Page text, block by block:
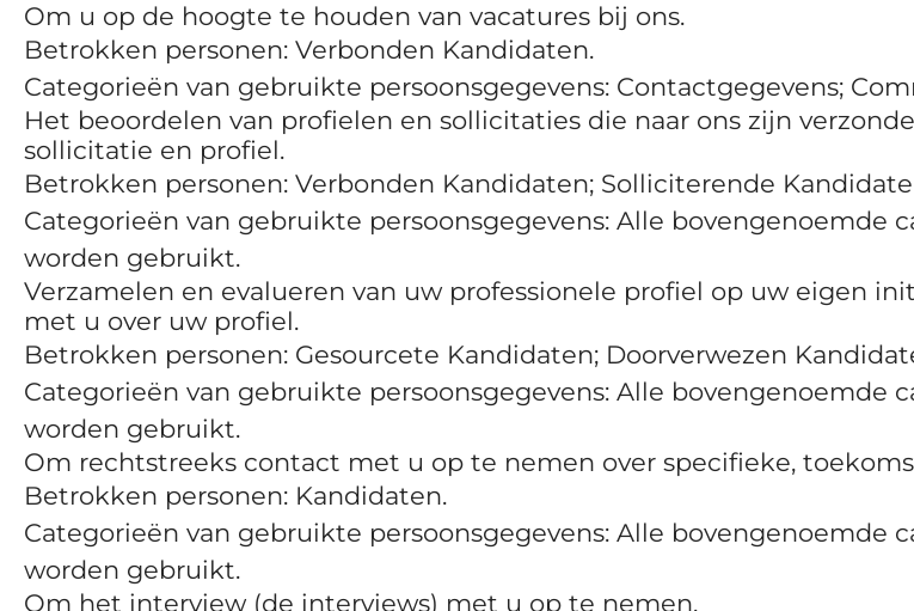
Om u op de hoogte te houden van vacatures bij ons.
Betrokken personen: Verbonden Kandidaten.
Categorieën van gebruikte persoonsgegevens: Contactgegevens;
Het beoordelen van profielen en sollicitaties die naar ons zijn
sollicitatie en profiel.
Betrokken personen: Verbonden Kandidaten; Solliciterende
Categorieën van gebruikte persoonsgegevens: Alle bovengenoemde
worden gebruikt.
Verzamelen en evalueren van uw professionele profiel op uw eigen
met u over uw profiel.
Betrokken personen: Gesourcete Kandidaten; Doorverwezen
Categorieën van gebruikte persoonsgegevens: Alle bovengenoemde
worden gebruikt.
Om rechtstreeks contact met u op te nemen over specifieke,
Betrokken personen: Kandidaten.
Categorieën van gebruikte persoonsgegevens: Alle bovengenoemde
worden gebruikt.
Om het interview (de interviews) met u op te nemen.